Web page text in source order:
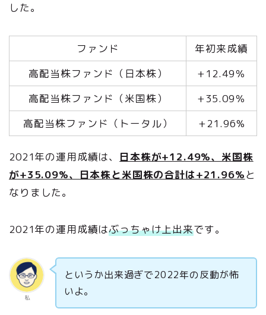
した。
ファンド
年初来成績
高配当株ファンド（日本株）
+12.49％
高配当株ファンド（米国株）
+35.09％
高配当株ファンド（トータル）
+21.96%
2021年の運用成績は、 日本株が+12.49%、米国株
が+35.09%、日本株と米国株の合計は+21.96%と
なりました。
2021年の運用成績はぶっちゃけ上出来です。
私
というか出来過ぎで2022年の反動が怖
いよ。